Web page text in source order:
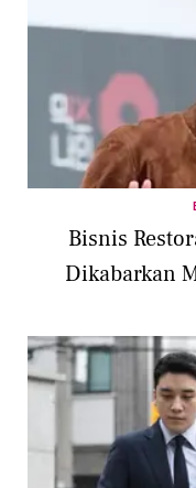
Bisnis
Dikabarkan